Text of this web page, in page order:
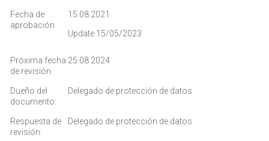
Fecha de
aprobación
15.08.2021
Update 15/05/2023
Próxima fecha
de revisión:
25.08.2024
Dueño del
documento:
Delegado de protección de datos
Respuesta de
revisión:
Delegado de protección de datos